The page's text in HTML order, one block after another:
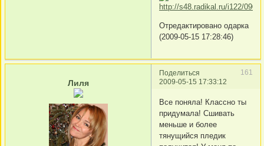
Отредактировано одарка
(2009-05-15 17:28:46)
Поделиться
161
2009-05-15 17:33:12
Лиля
Все поняла! Классно ты
придумала! Сшивать
меньше и более
тянущийся пледик